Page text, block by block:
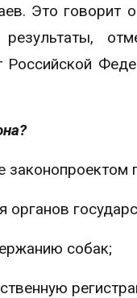
Это говорит
результаты,
Российской
органов
собак;